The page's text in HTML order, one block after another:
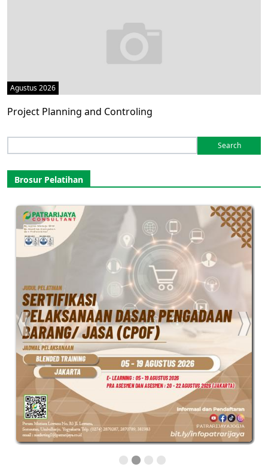
Agustus 2026
Project Planning and Controling
for:
Brosur Pelatihan